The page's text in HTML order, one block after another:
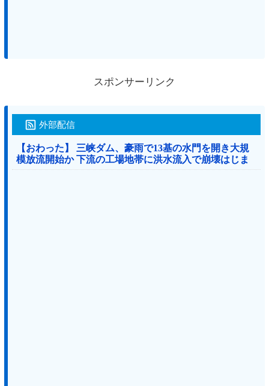
スポンサーリンク
外部配信
【おわった】 三峡ダム、豪雨で13基の水門を開き大規
模放流開始か 下流の工場地帯に洪水流入で崩壊はじま
る